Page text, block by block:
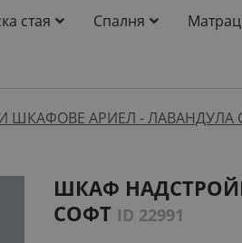
стая Спалня
ШКАФОВЕ АРИЕЛ - ЛАВАНДУЛА
ШКАФ
СОФТ ID 22991